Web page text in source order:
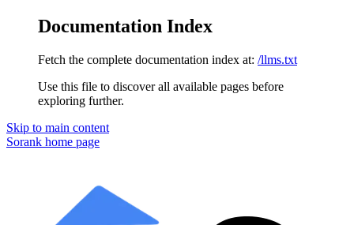
Documentation Index
Fetch the complete documentation index at: /llms.txt
Use this file to discover all available pages before
exploring further.
Skip to main content
Sorank home page